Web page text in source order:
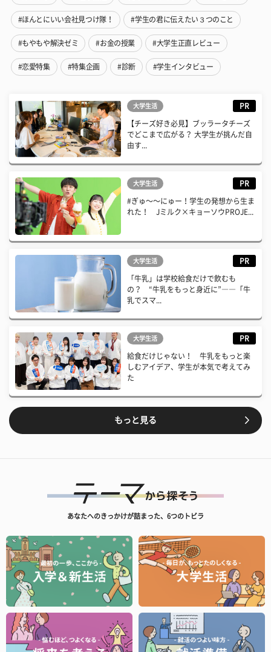
#ほんとにいい会社見つけ隊！ #学生の君に伝えたい３つのこと
#もやもや解決ゼミ #お金の授業 #大学生正直レビュー
#恋愛特集 #特集企画 #診断 #学生インタビュー
大学生活 PR
【チーズ好き必見】ブッラータチーズ
でどこまで広がる？ 大学生が挑んだ自
由す...
大学生活 PR
#ぎゅ〜〜にゅー！学生の発想から生ま
れた！ Jミルク×キョーソウPROJE...
大学生活 PR
「牛乳」は学校給食だけで飲むも
の？ “牛乳をもっと身近に”――「牛
乳でスマ...
大学生活 PR
給食だけじゃない！ 牛乳をもっと楽
しむアイデア、学生が本気で考えてみ
た
もっと見る
あなたへのきっかけが詰まった、6つのトビラ